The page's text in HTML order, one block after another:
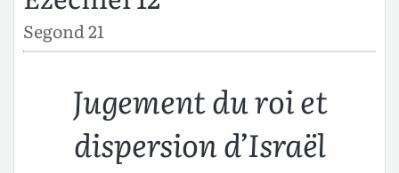
Segond 21
Jugement du roi et
dispersion d’Israël